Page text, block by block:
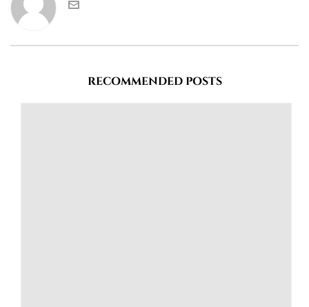
RECOMMENDED POSTS